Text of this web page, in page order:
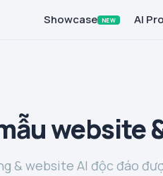
Showcase NEW AI
website
& website AI độc đáo